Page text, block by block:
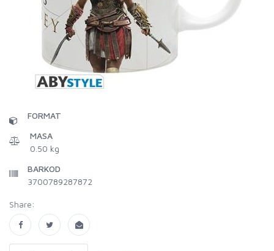
FORMAT
MASA
0.50 kg
BARKOD
3700789287872
Share: